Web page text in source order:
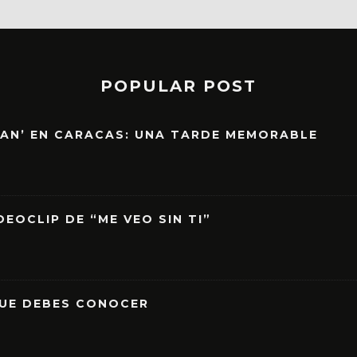
POPULAR POST
EN CARACAS: UNA TARDE MEMORABLE
DE “ME VEO SIN TI”
DEBES CONOCER